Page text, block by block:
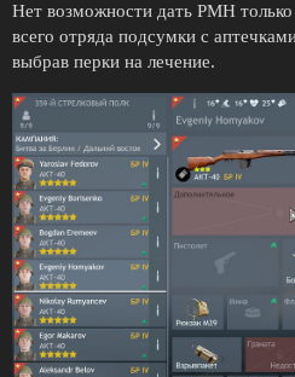
Нет возможности дать РМН
всего отряда подсумки с
выбрав перки на лечение.